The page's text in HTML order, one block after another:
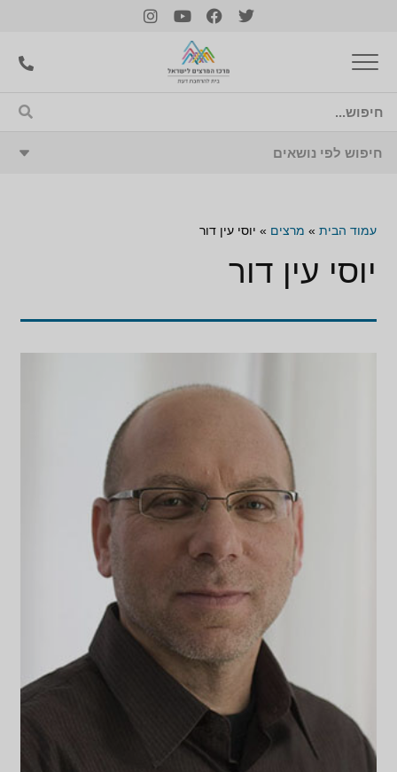
עמוד הבית » מרצים » יוסי עין דור
יוסי עין דור